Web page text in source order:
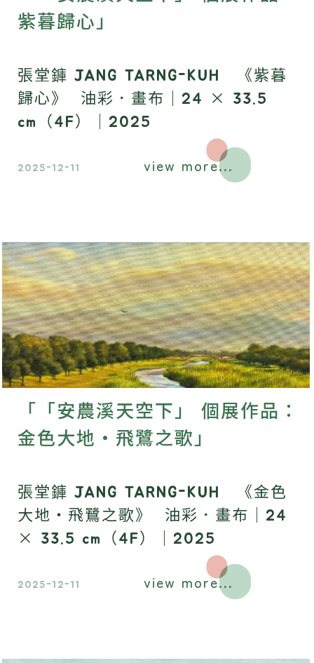
紫暮歸心」
張堂龲 JANG TARNG-KUH 《紫暮
歸心》 油彩．畫布｜24 × 33.5
cm（4F）｜2025
2025-12-11 view more...
「「安農溪天空下」 個展作品：
金色大地・飛鷺之歌」
張堂龲 JANG TARNG-KUH 《金色
大地・飛鷺之歌》 油彩．畫布｜24
× 33.5 cm（4F）｜2025
2025-12-11 view more...